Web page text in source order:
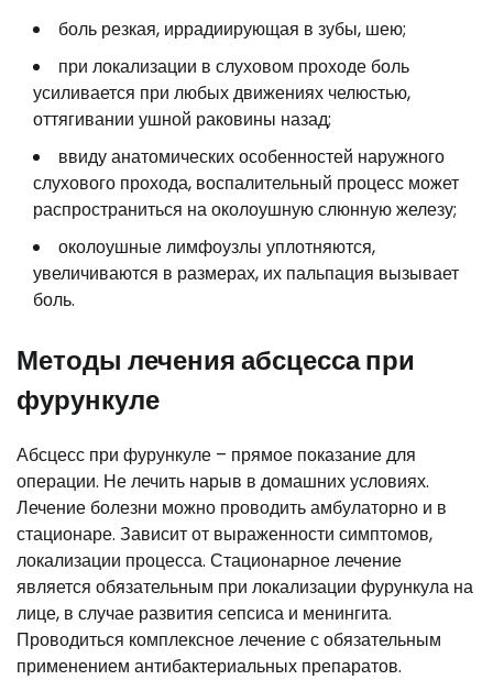
боль резкая, иррадиирующая в зубы, шею;
при локализации в слуховом проходе боль
усиливается при любых движениях челюстью,
оттягивании ушной раковины назад;
ввиду анатомических особенностей наружного
слухового прохода, воспалительный процесс может
распространиться на околоушную слюнную железу;
околоушные лимфоузлы уплотняются,
увеличиваются в размерах, их пальпация вызывает
боль.
Методы лечения абсцесса при
фурункуле
Абсцесс при фурункуле – прямое показание для
операции. Не лечить нарыв в домашних условиях.
Лечение болезни можно проводить амбулаторно и в
стационаре. Зависит от выраженности симптомов,
локализации процесса. Стационарное лечение
является обязательным при локализации фурункула на
лице, в случае развития сепсиса и менингита.
Проводиться комплексное лечение с обязательным
применением антибактериальных препаратов.